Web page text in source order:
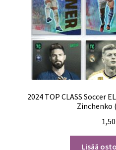
2024 TOP CLASS Soccer
Zinchenko
1,50
Lisää